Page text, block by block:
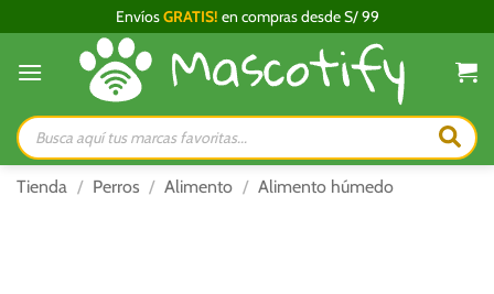
al
contenido
EnvíosGRATIS! en compras desde S/ 99
Búsqueda
de
productos
Tienda / Perros / Alimento / Alimento húmedo